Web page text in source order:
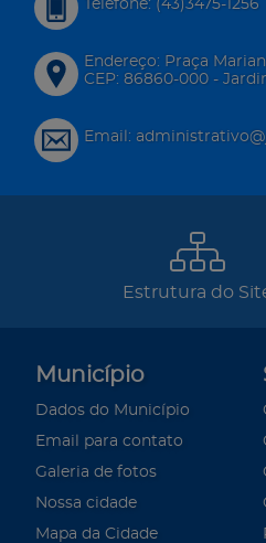
Telefone: (43)3475-1256
Endereço: Praça
CEP: 86860-000 -
Email:
Estrutura do
Município
Dados do Município
Email para contato
Galeria de fotos
Nossa cidade
Mapa da Cidade